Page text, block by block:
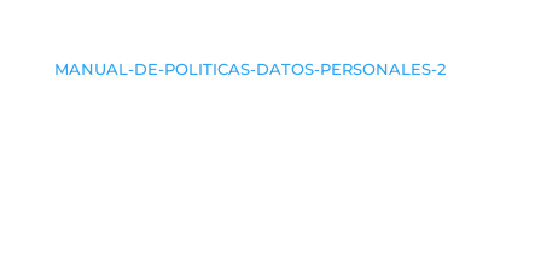
MANUAL-DE-POLITICAS-DATOS-PERSONALES-2